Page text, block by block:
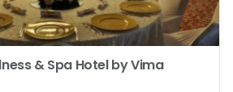
& Spa Hotel by Vima